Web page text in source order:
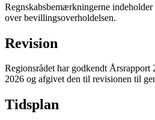
Regnskabsbemærkningerne
over bevillingsoverholdelsen.
Revision
Regionsrådet har godkendt Årsrapport
2026 og afgivet den til revisionen til
Tidsplan